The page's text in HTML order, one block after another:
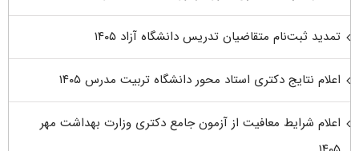
تمدید ثبت‌نام متقاضیان تدریس دانشگاه آزاد ۱۴۰۵
اعلام نتایج دکتری استاد محور دانشگاه تربیت مدرس ۱۴۰۵
اعلام شرایط معافیت از آزمون جامع دکتری وزارت بهداشت مهر